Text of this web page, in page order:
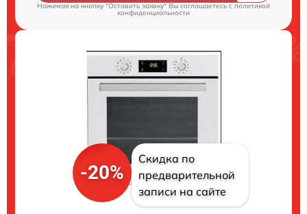
Нажимая на кнопку "Оставить заявку" Вы соглашаетесь cполитикой
конфиденциальности
-20%
Скидка по
предварительной
записи на сайте